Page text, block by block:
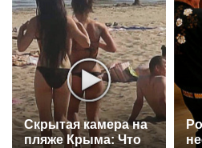
Скрытая камера на
пляже Крыма: Что